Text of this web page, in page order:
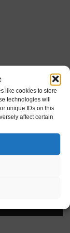
like cookies to store
technologies will
unique IDs on this
affect certain
17,50.
19,00.